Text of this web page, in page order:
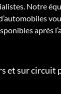
Notre
après
et sur circuit